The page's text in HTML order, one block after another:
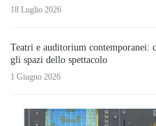
18 Luglio 2026
Teatri e auditorium contemporanei:
gli spazi dello spettacolo
1 Giugno 2026